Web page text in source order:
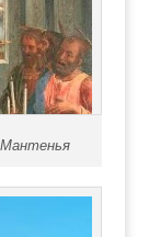
Мантенья